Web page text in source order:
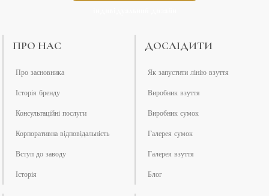
ПРО НАС
Про засновника
Історія бренду
Консультаційні послуги
Корпоративна відповідальність
Вступ до заводу
Історія
ДОСЛІДИТИ
Як запустити лінію взуття
Виробник взуття
Виробник сумок
Галерея сумок
Галерея взуття
Блог